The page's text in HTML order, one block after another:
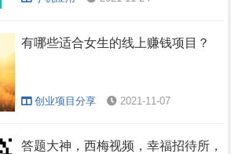
有哪些适合女生的线上赚钱项目？
创业项目分享 2021-11-07
答题大神，西梅视频，幸福招待所，